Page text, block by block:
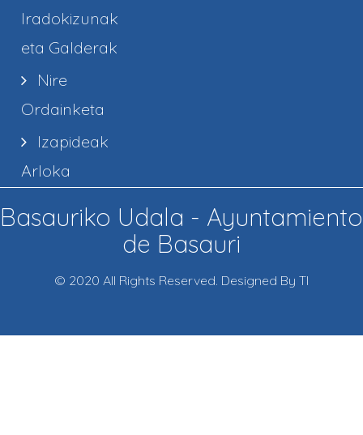
Iradokizunak
eta Galderak
Nire
Ordainketa
Izapideak
Arloka
Basauriko Udala - Ayuntamiento
de Basauri
© 2020 All Rights Reserved. Designed By TI